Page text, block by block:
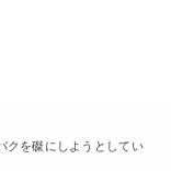
クを磔にしようとしてい